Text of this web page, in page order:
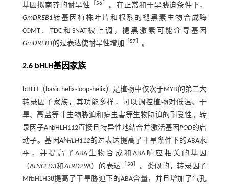
基因拟南芥的耐旱性 ［56
。在正常和干旱胁迫条件下，
GmDREB1转基因植株叶片和根系的褪黑素生物合成酶
COMT、TDC和SNAT被上调，褪黑激素可能介导基因
GmDREB1的过表达使耐旱性增加 57］ 。
2.6 bHLH基因家族
bHLH（basic helix⁃loop⁃helix）是植物中仅次于MYB的第二大
转录因子家族，其功能多样，可以调控植物对低温、干
旱、高盐等非生物胁迫和病虫害等生物胁迫的耐受性。转
录因子AhbHLH112直接且特异性地结合并激活基因POD的启
动子。基因AhHLH112 的过表达提高了干旱条件下的ABA水
平，并提高了ABA生物合成和ABA响应相关的基因
（AtNCED3和AtRD29A）的表达 58
。类似的，转录因子
MfbHLH38提高了干旱胁迫下的ABA含量，并且增加了气孔